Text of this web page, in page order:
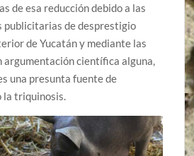
de esa reducción debido a las
publicitarias de desprestigio
de Yucatán y mediante las
argumentación científica alguna,
una presunta fuente de
la triquinosis.